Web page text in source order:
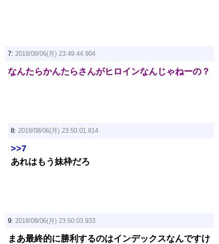
7: 2018/08/06(月) 23:49:44.904
なんたらかんたらさんがヒロインなんじゃねーの？
8: 2018/08/06(月) 23:50:01.814
>>7
あれはもう妹枠だろ
9: 2018/08/06(月) 23:50:03.933
まあ最終的に勝利するのはインデックスなんですけ